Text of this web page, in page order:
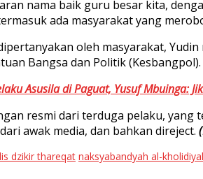
nama baik guru besar kita,
ada masyarakat yang
oleh masyarakat,
Bangsa dan Politik (Kesbangpol).
Asusila di Paguat, Yusuf Mbuinga:
resmi dari terduga pelaku,
awak media, dan bahkan direject.
dzikir thareqat naksyabandyah al-